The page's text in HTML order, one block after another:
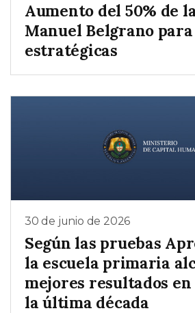
Aumento del 50% de
Manuel Belgrano
estratégicas
30 de junio de 2026
Según las pruebas
la escuela primaria
mejores resultados en
la última década